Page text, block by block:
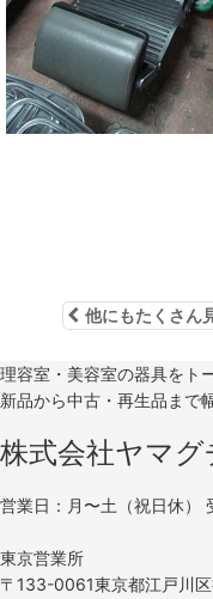
他にもたくさん
理容室・美容室の器具をト
新品から中古・再生品まで
株式会社ヤマ
営業日：月〜土（祝日休）
東京営業所
〒133-0061東京都江戸川